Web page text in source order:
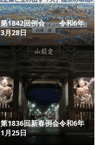
第1842回例会 令和6年
3月28日
第1836回新春例会令和6年
1月25日